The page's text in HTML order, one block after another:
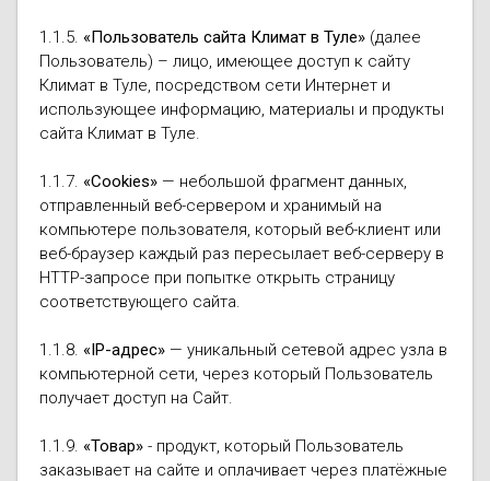
1.1.5. «Пользователь сайта Климат в Туле» (далее
Пользователь) – лицо, имеющее доступ к сайту
Климат в Туле, посредством сети Интернет и
использующее информацию, материалы и продукты
сайта Климат в Туле.
1.1.7. «Cookies» — небольшой фрагмент данных,
отправленный веб-сервером и хранимый на
компьютере пользователя, который веб-клиент или
веб-браузер каждый раз пересылает веб-серверу в
HTTP-запросе при попытке открыть страницу
соответствующего сайта.
1.1.8. «IP-адрес» — уникальный сетевой адрес узла в
компьютерной сети, через который Пользователь
получает доступ на Сайт.
1.1.9. «Товар» - продукт, который Пользователь
заказывает на сайте и оплачивает через платёжные